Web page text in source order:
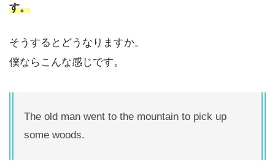
す。
そうするとどうなりますか。
僕ならこんな感じです。
The old man went to the mountain to pick up
some woods.